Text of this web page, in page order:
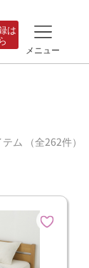
は
メニュー
ム （全262件）